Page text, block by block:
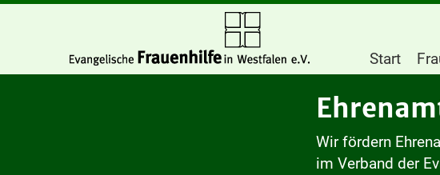
Start
Wir fördern
im Verband der